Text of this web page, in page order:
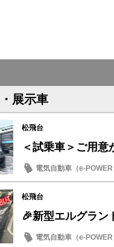
展示車
松飛台
＜試乗車＞ご用
電気自動車（e-POWER
日産のお店
松飛台
🎉新型エルグラン
電気自動車（e-POWER